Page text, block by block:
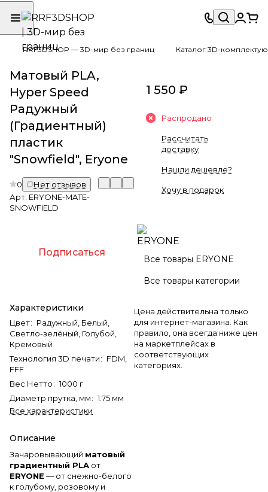
RRF3DSHOP — 3D-мир без границ Каталог 3D-
Матовый PLA,
Hyper Speed
Радужный
(Градиентный)
пластик
"Snowfield", Eryone
0
Нет отзывов
Арт. ERYONE-MATE-
SNOWFIELD
Подписаться
Характеристики
Цвет: Радужный, Белый,
Светло-зелёный, Голубой,
Кремовый
Технология 3D печати: FDM,
FFF
Вес Нетто: 1000 г
Диаметр прутка, мм: 1.75 мм
Все характеристики
Описание
Зачаровывающий матовый
градиентный PLA от
ERYONE — от снежно-белого
к голубому, розовому и
1 550 ₽
Распродано
Рассчитать
доставку
Нашли дешевле?
Хочу в подарок
Все товары ERYONE
Все товары категории
Цена действительна только
для интернет-магазина. Как
правило, она всегда ниже цен
на маркетплейсах в
соответствующих
категориях.